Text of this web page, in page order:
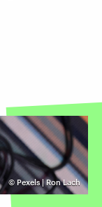
© Pexels | Ron Lach